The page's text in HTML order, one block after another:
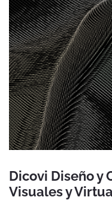
Dicovi Diseño y
Visuales y